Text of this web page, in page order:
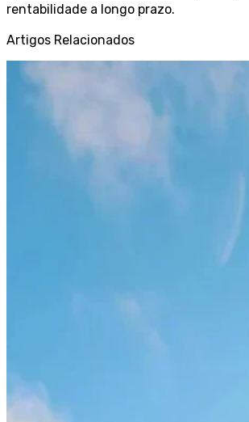
rentabilidade a longo prazo.
Artigos Relacionados